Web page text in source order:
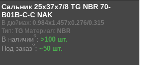
Сальник 25x37x7/8 TG NBR 70-
B01B-C-C NAK
В дюймах: 0.984x1.457x0.276/0.315
Тип: TG Материал: NBR
В наличии?: >100 шт.
Под заказ?: ~50 шт.